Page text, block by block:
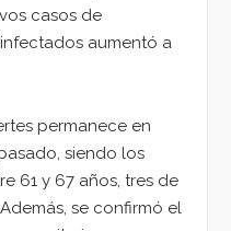
casos de
aumentó a
permanece en
siendo los
61 y 67 años, tres de
se confirmó el